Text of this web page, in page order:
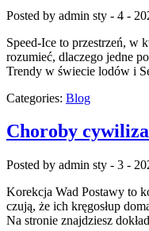
Posted by admin sty - 4 -
Speed-Ice to przestrzeń, w
rozumieć, dlaczego jedne
Trendy w świecie lodów i
Categories: Blog
Choroby
Posted by admin sty - 3 -
Korekcja Wad Postawy to
czują, że ich kręgosłup
Na stronie znajdziesz